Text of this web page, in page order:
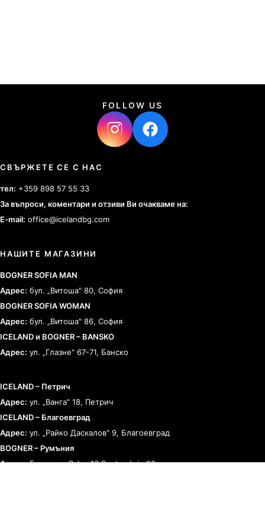
FOLLOW US
СВЪРЖЕТЕ СЕ С НАС
тел: +359 898 57 55 33
За въпроси, коментари и отзиви Ви очакваме на:
E-mail: office@icelandbg.com
НАШИТЕ МАГАЗИНИ
BOGNER SOFIA MAN
Адрес: бул. „Витоша" 80, София
BOGNER SOFIA WOMAN
Адрес: бул. „Витоша" 86, София
ICELAND и BOGNER – BANSKO
Адрес: ул. „Глазне" 67-71, Банско
ICELAND – Петрич
Адрес: ул. „Ванга" 18, Петрич
ICELAND – Благоевград
Адрес: ул. „Райко Даскалов" 9, Благоевград
BOGNER – Румъния
Адрес:Букурещ, Calea 13 Septembrie 90